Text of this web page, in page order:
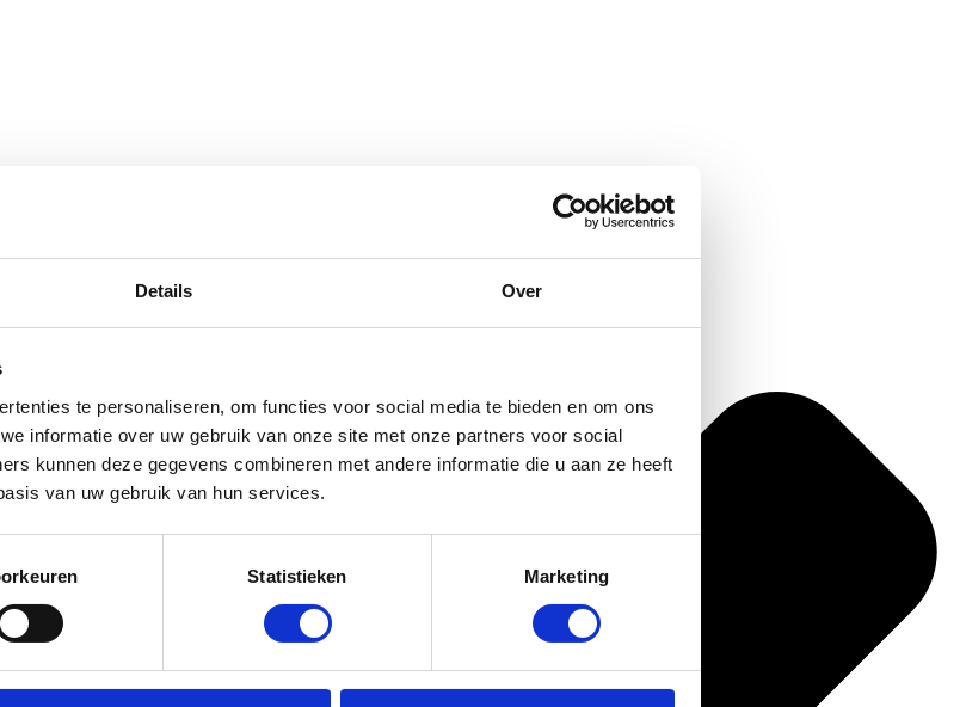
Details Over
te personaliseren, om functies voor social media te bieden en om ons
informatie over uw gebruik van onze site met onze partners voor social
kunnen deze gegevens combineren met andere informatie die u aan ze heeft
van uw gebruik van hun services.
Statistieken Marketing